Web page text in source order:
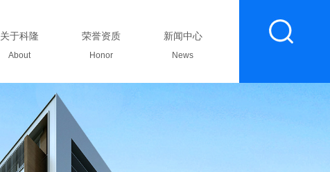
关于科隆
About
荣誉资质
Honor
新闻中心
News
联系我们